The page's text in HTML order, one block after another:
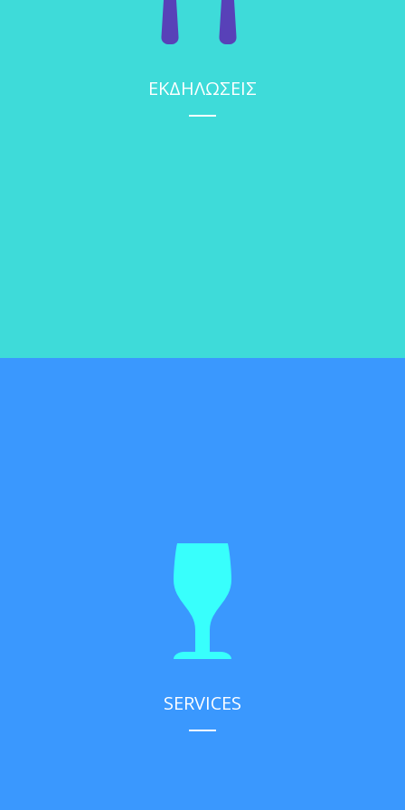
ΕΚΔΗΛΩΣΕΙΣ
SERVICES